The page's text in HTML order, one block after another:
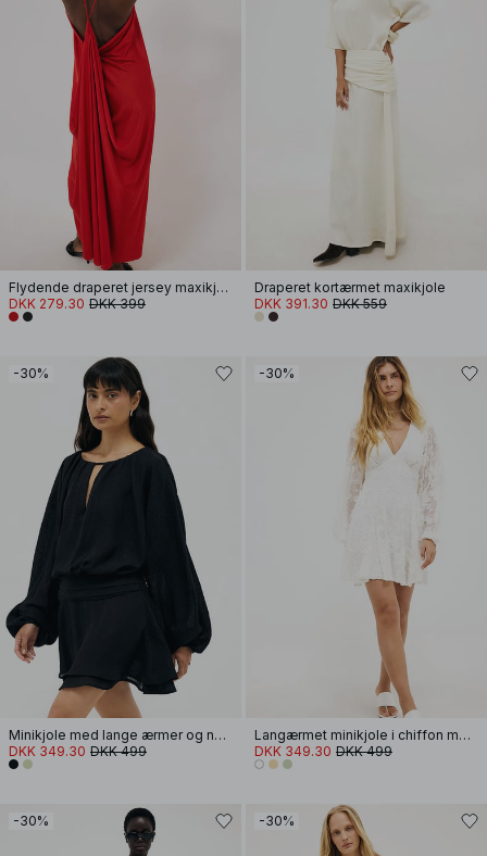
Flydende draperet jersey maxikjole
DKK 279.30 DKK 399
Draperet kortærmet maxikjole
DKK 391.30 DKK 559
-30%
Minikjole med lange ærmer og nøglehul
DKK 349.30 DKK 499
-30%
Langærmet minikjole i chiffon med broderi
DKK 349.30 DKK 499
-30% -30%